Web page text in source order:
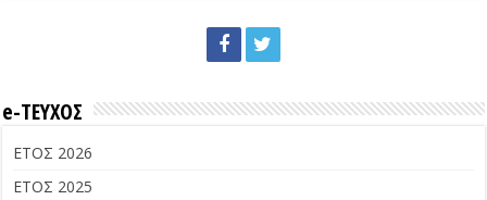
e-ΤΕΥΧΟΣ
ΕΤΟΣ 2026
ΕΤΟΣ 2025